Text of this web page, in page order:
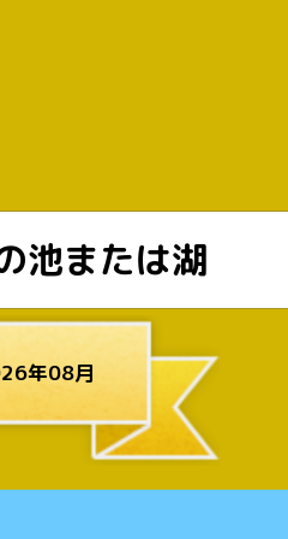
池または湖
年08月